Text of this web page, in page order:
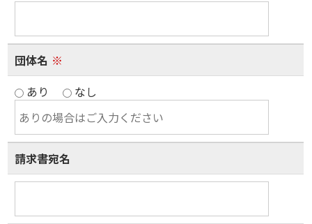
団体名 ※
あり
なし
請求書宛名